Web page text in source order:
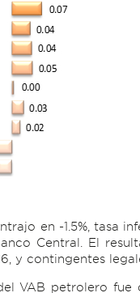
en -1.5%, tasa
Central. El
y contingentes
VAB petrolero fue